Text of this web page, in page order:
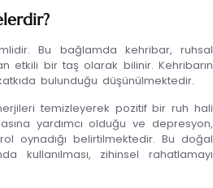
Bu bağlamda kehribar, ruhsal
etkili bir taş olarak bilinir. Kehribarın
bulunduğu düşünülmektedir.
temizleyerek pozitif bir ruh hali
yardımcı olduğu ve depresyon,
oynadığı belirtilmektedir. Bu doğal
kullanılması, zihinsel rahatlamayı